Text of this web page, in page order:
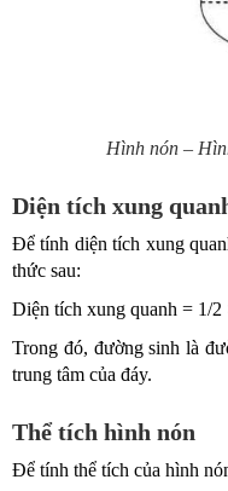
Hình nón –
Diện tích xung
Để tính diện tích xung
thức sau:
Diện tích xung quanh = 1/
Trong đó, đường sinh là
trung tâm của đáy.
Thể tích hình nón
Để tính thể tích của hình